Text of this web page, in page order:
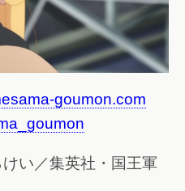
goumon.com
い／集英社・国王軍